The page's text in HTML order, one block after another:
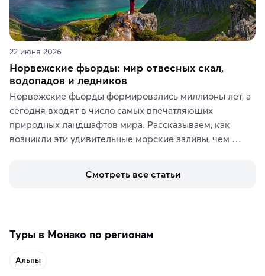
22 июня 2026
Норвежские фьорды: мир отвесных скал,
водопадов и ледников
Норвежские фьорды формировались миллионы лет, а
сегодня входят в число самых впечатляющих
природных ландшафтов мира. Рассказываем, как
возникли эти удивительные морские заливы, чем
включить в маршрут по Норвегии.
Смотреть все статьи
Туры в Монако по регионам
Альпы